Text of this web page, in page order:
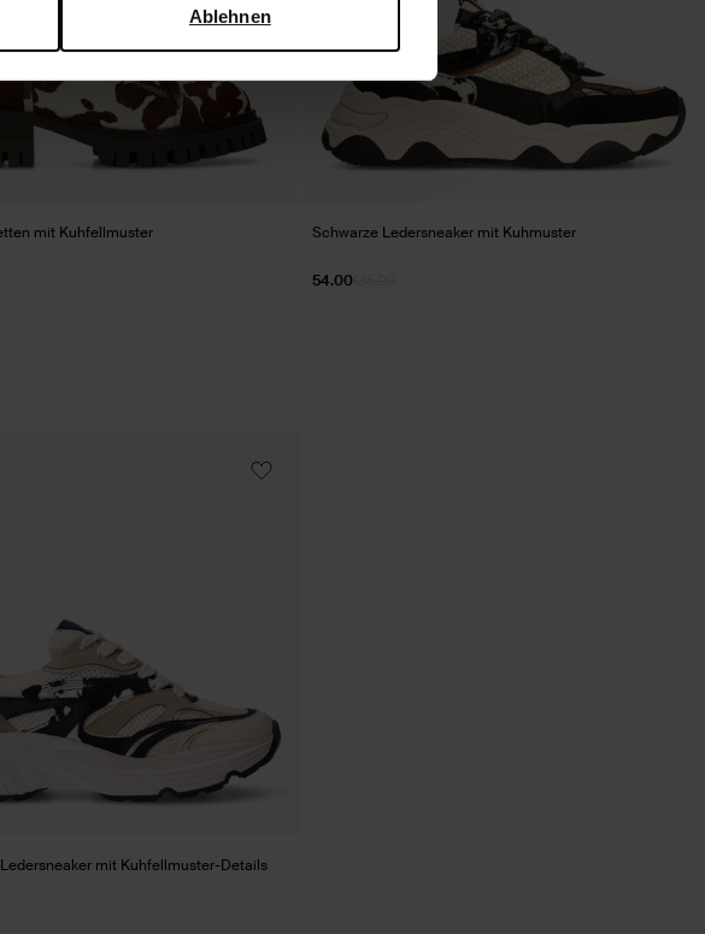
Ablehnen
mit Kuhfellmuster Schwarze Ledersneaker mit Kuhmuster
135.00
54.00
mit Kuhfellmuster-Details